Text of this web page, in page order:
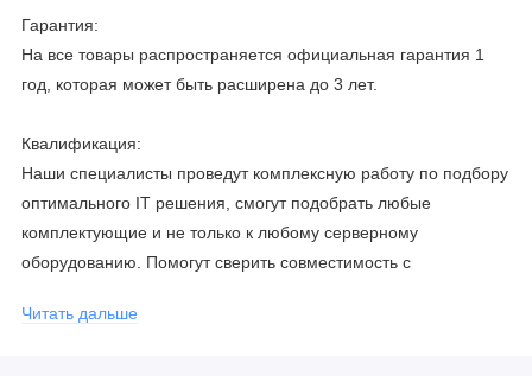
Гарантия:
На все товары распространяется официальная гарантия 1
год, которая может быть расширена до 3 лет.
Квалификация:
Наши специалисты проведут комплексную работу по подбору
оптимального IT решения, смогут подобрать любые
комплектующие и не только к любому серверному
оборудованию. Помогут сверить совместимость с
официальными производителями и проводим регулярное
Читать дальше